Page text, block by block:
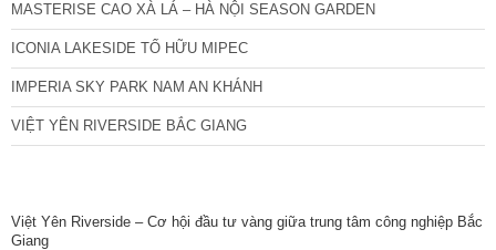
MASTERISE CAO XÀ LÁ – HÀ NỘI SEASON GARDEN
ICONIA LAKESIDE TỐ HỮU MIPEC
IMPERIA SKY PARK NAM AN KHÁNH
VIỆT YÊN RIVERSIDE BẮC GIANG
Việt Yên Riverside – Cơ hội đầu tư vàng giữa trung tâm công nghiệp Bắc
Giang